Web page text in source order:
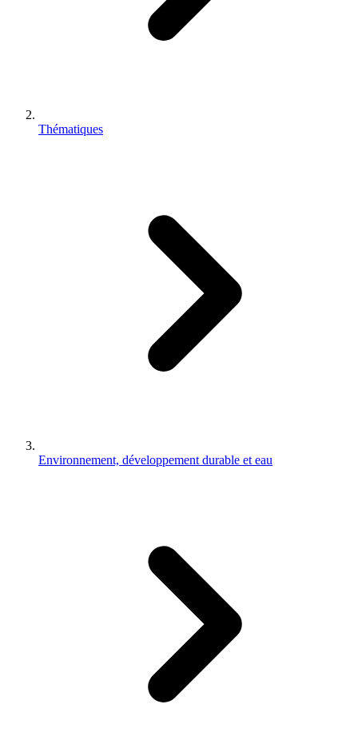
Thématiques
Environnement, développement durable et eau